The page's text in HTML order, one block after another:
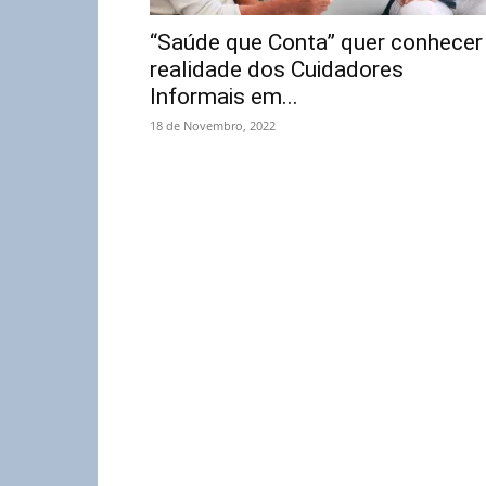
“Saúde que Conta” quer
realidade dos Cuidadores
Informais em...
18 de Novembro, 2022